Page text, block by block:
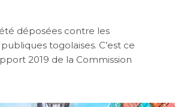
déposées contre les
togolaises. C’est ce
2019 de la Commission